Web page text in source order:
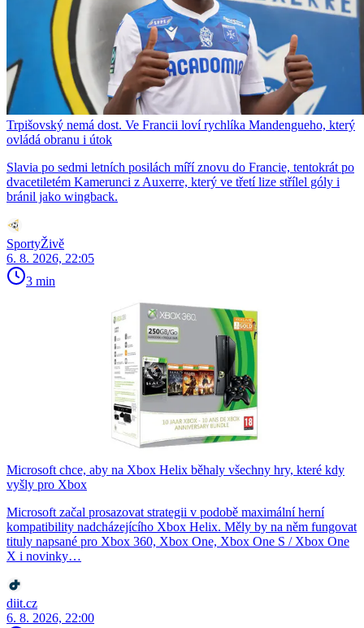
Trpišovský nemá dost. Ve Francii loví rychlíka Mandengueho, který
ovládá obranu i útok
Slavia po sedmi letních posilách míří znovu do Francie, tentokrát po
dvacetiletém Kamerunci z Auxerre, který ve třetí lize střílel góly i
bránil jako wingback.
SportyŽivě
6. 8. 2026, 22:05
3 min
Microsoft chce, aby na Xbox Helix běhaly všechny hry, které kdy
vyšly pro Xbox
Microsoft začal prosazovat strategii v podobě maximální herní
kompatibility nadcházejícího Xbox Helix. Měly by na něm fungovat
tituly napsané pro Xbox 360, Xbox One, Xbox One S / Xbox One
X i novinky…
diit.cz
6. 8. 2026, 22:00